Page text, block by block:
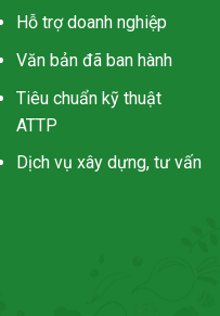
Hỗ trợ doanh nghiệp
Văn bản đã ban hành
Tiêu chuẩn kỹ thuật
ATTP
Dịch vụ xây dựng, tư vấn